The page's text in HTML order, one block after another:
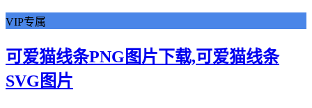
VIP专属
可爱猫线条PNG图片下载,可爱猫线条
SVG图片